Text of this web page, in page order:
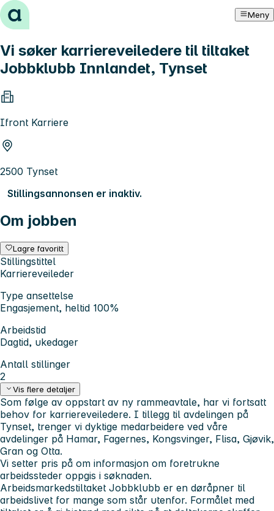
Hopp til innhold Meny
Vi søker karriereveiledere til tiltaket
Jobbklubb Innlandet, Tynset
Ifront Karriere
2500 Tynset
Stillingsannonsen er inaktiv.
Om jobben
Lagre favoritt
Stillingstittel
Karriereveileder
Type ansettelse
Engasjement, heltid 100%
Arbeidstid
Dagtid, ukedager
Antall stillinger
2
Vis flere detaljer
Som følge av oppstart av ny rammeavtale, har vi fortsatt
behov for karriereveiledere. I tillegg til avdelingen på
Tynset, trenger vi dyktige medarbeidere ved våre
avdelinger på Hamar, Fagernes, Kongsvinger, Flisa, Gjøvik,
Gran og Otta.
Vi setter pris på om informasjon om foretrukne
arbeidssteder oppgis i søknaden.
Arbeidsmarkedstiltaket Jobbklubb er en døråpner til
arbeidslivet for mange som står utenfor. Formålet med